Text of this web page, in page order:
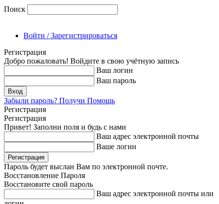
Поиск
Войти / Зарегистрироваться
Регистрация
Добро пожаловать! Войдите в свою учётную запись
Ваш логин
Ваш пароль
Забыли пароль? Получи Помощь
Регистрация
Регистрация
Привет! Заполни поля и будь с нами
Ваш адрес электронной почты
Ваше логин
Пароль будет выслан Вам по электронной почте.
Восстановление Пароля
Восстановите свой пароль
Ваш адрес электронной почты или